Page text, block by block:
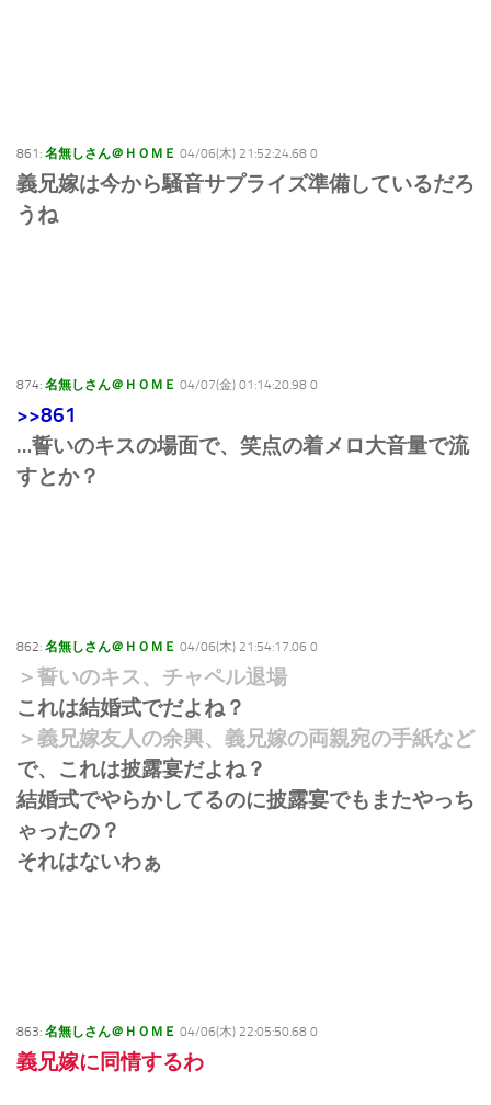
861: 名無しさん＠ＨＯＭＥ 04/06(木) 21:52:24.68 0
義兄嫁は今から騒音サプライズ準備しているだろ
うね
874: 名無しさん＠ＨＯＭＥ 04/07(金) 01:14:20.98 0
>>861
…誓いのキスの場面で、笑点の着メロ大音量で流
すとか？
862: 名無しさん＠ＨＯＭＥ 04/06(木) 21:54:17.06 0
＞誓いのキス、チャペル退場
これは結婚式でだよね？
＞義兄嫁友人の余興、義兄嫁の両親宛の手紙など
で、これは披露宴だよね？
結婚式でやらかしてるのに披露宴でもまたやっち
ゃったの？
それはないわぁ
863: 名無しさん＠ＨＯＭＥ 04/06(木) 22:05:50.68 0
義兄嫁に同情するわ